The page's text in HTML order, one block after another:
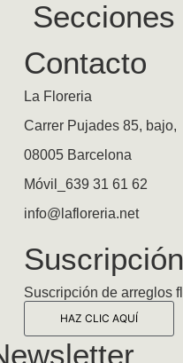
Secciones
Contacto
La Floreria
Carrer Pujades 85, bajo,
08005 Barcelona
Móvil_639 31 61 62
info@lafloreria.net
Suscripción de arreglos
HAZ CLIC AQUÍ